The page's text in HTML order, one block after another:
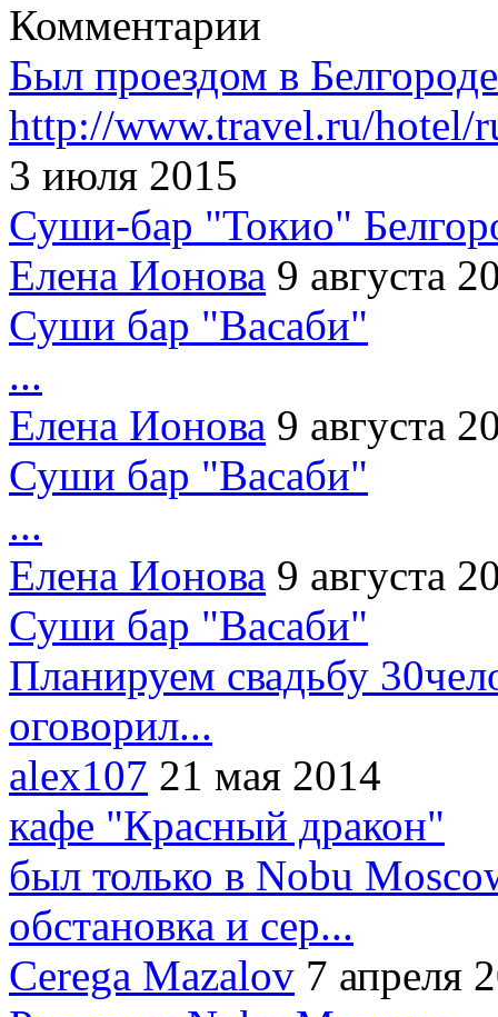
Комментарии
Был проездом в
http://www.travel.ru/hotel/
3 июля 2015
Суши-бар "Токио"
Елена Ионова 9 августа
Суши бар "Васаби"
...
Елена Ионова 9 августа
Суши бар "Васаби"
...
Елена Ионова 9 августа
Суши бар "Васаби"
Планируем свадьбу
оговорил...
alex107 21 мая 2014
кафе "Красный дракон"
был только в Nobu
обстановка и сер...
Cerega Mazalov 7 апреля